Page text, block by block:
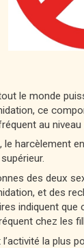
le monde
ce
au niveau
le harcèlement
des deux
et des
indiquent
chez les
la plus